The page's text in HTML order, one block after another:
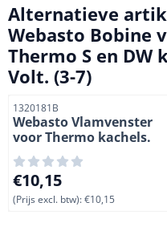
Alternatieve
Webasto Bobine
Thermo S en DW
Volt. (3-7)
Artikelnummer
1320181B
Webasto Vlamvenster
voor Thermo kachels.
Prijs: 10,15, exclusief
€10,15
(Prijs excl. btw):€10,15